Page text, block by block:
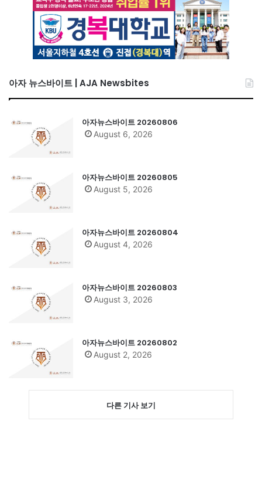
아자 뉴스바이트 | AJA Newsbites
아자뉴스바이트 20260806
August 6, 2026
아자뉴스바이트 20260805
August 5, 2026
아자뉴스바이트 20260804
August 4, 2026
아자뉴스바이트 20260803
August 3, 2026
아자뉴스바이트 20260802
August 2, 2026
다른 기사 보기